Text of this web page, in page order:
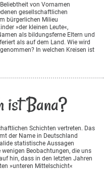
von Vornamen
gesellschaftlichen
bürgerlichen Milieu
»der kleinen Leute«,
als bildungsferne Eltern und
als auf dem Land. Wie wird
In welchen Kreisen ist
ist Bana?
Schichten vertreten. Das
der Name in Deutschland
statistische Aussagen
Beobachtungen, die uns
hin, dass in den letzten Jahren
»unteren Mittelschicht«